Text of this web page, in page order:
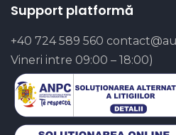
Support platformă
+40 724 589 560
Vineri intre 09:00 – 18:00)